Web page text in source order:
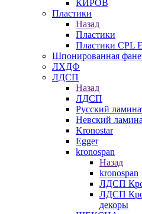
КИРОВ
Пластики
Назад
Пластики
Пластики CPL
Шпонированная
ЛХДФ
ЛДСП
Назад
ЛДСП
Русский
Невский
Kronostar
Egger
kronospan
Назад
kronospan
ЛДСП
ЛДСП
декоры